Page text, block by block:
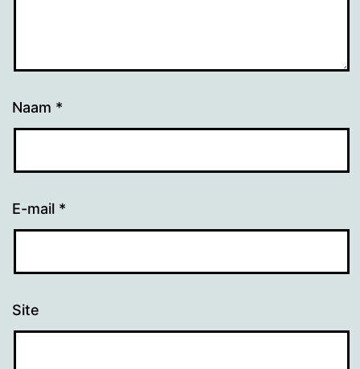
Naam *
E-mail *
Site